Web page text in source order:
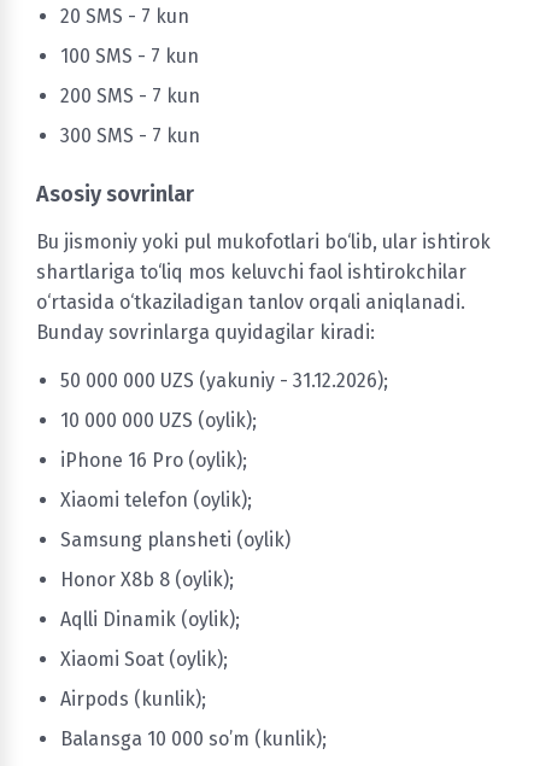
20 SMS - 7 kun
100 SMS - 7 kun
200 SMS - 7 kun
300 SMS - 7 kun
Asosiy sovrinlar
Bu jismoniy yoki pul mukofotlari bo‘lib, ular ishtirok
shartlariga to‘liq mos keluvchi faol ishtirokchilar
o‘rtasida o‘tkaziladigan tanlov orqali aniqlanadi.
Bunday sovrinlarga quyidagilar kiradi:
50 000 000 UZS (yakuniy - 31.12.2026);
10 000 000 UZS (oylik);
iPhone 16 Pro (oylik);
Xiaomi telefon (oylik);
Samsung plansheti (oylik)
Honor X8b 8 (oylik);
Aqlli Dinamik (oylik);
Xiaomi Soat (oylik);
Airpods (kunlik);
Balansga 10 000 so’m (kunlik);